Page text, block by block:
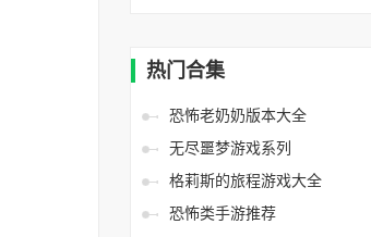
热门合集
恐怖老奶奶版本大全
无尽噩梦游戏系列
格莉斯的旅程游戏大全
恐怖类手游推荐